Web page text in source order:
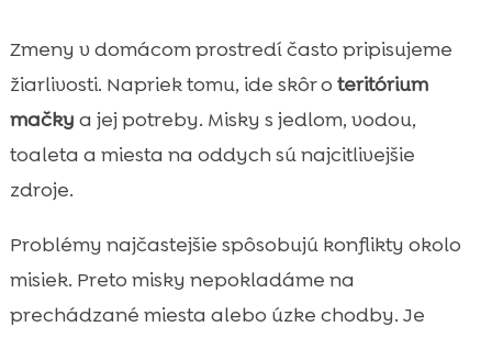
Zmeny v domácom prostredí často pripisujeme
žiarlivosti. Napriek tomu, ide skôr o teritórium
mačky a jej potreby. Misky s jedlom, vodou,
toaleta a miesta na oddych sú najcitlivejšie
zdroje.
Problémy najčastejšie spôsobujú konflikty okolo
misiek. Preto misky nepokladáme na
prechádzané miesta alebo úzke chodby. Je